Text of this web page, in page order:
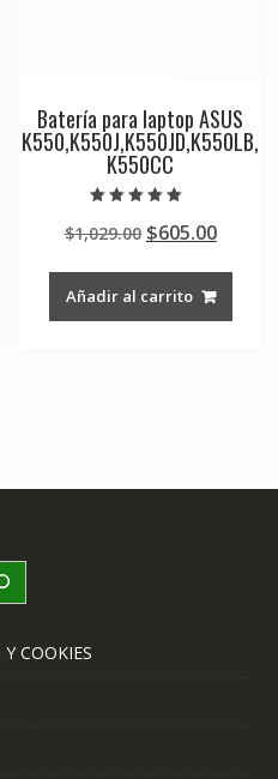
Batería para laptop ASUS
K550,K550J,K550JD,K550LB,
K550CC
5.00
de 5
$1,029.00 Original
was:
$1,029.00.
$605.00
Añadir al carrito
COOKIES